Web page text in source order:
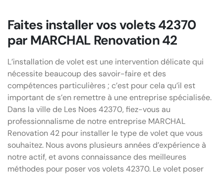
Faites installer vos volets 42370
par MARCHAL Renovation 42
L’installation de volet est une intervention délicate qui
nécessite beaucoup des savoir-faire et des
compétences particulières ; c’est pour cela qu’il est
important de s’en remettre à une entreprise spécialisée.
Dans la ville de Les Noes 42370, fiez-vous au
professionnalisme de notre entreprise MARCHAL
Renovation 42 pour installer le type de volet que vous
souhaitez. Nous avons plusieurs années d’expérience à
notre actif, et avons connaissance des meilleures
méthodes pour poser vos volets 42370. Le volet poser